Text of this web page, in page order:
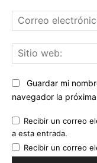
Guardar mi
navegador la
Recibir un correo
a esta entrada.
Recibir un correo